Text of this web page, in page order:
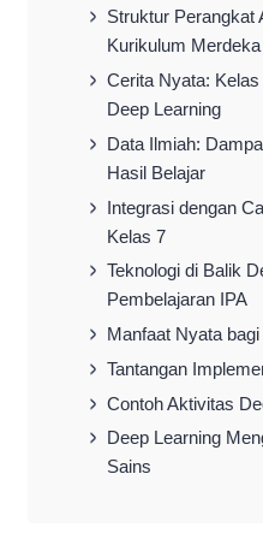
Struktur Perangkat
Kurikulum Merdeka
Cerita Nyata:
Deep Learning
Data Ilmiah:
Hasil Belajar
Integrasi dengan
Kelas 7
Teknologi di Balik
Pembelajaran IPA
Manfaat Nyata
Tantangan
Contoh Aktivitas
Deep Learning
Sains